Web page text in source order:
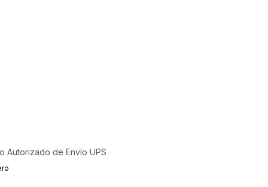
Autorizado de Envío UPS